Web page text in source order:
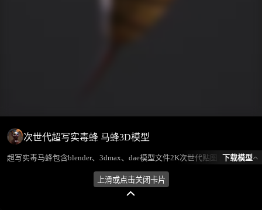
次世代超写实毒蜂 马蜂3D模型
超写实毒马蜂包含blender、3dmax、dae模型文件2K次世代贴图 模型所属分类为“动物/怪物-昆虫类”，模型风格为写实，模型ID为100872，本模型由设计师 不爱喝水的鱼 在2024-08-01 17:05:50上传，含.obj，.gltf，.max(3dsMax)，.blend(Blender)，.Dae(Collada)相关源文件下载格式，点数为8042，面数为3922，材质数为1，贴图数为4，CG美术之家持续为您更新与数字孪生、影视动画和游戏VR等相关优质资源。
下载模型
上滑或点击关闭卡片